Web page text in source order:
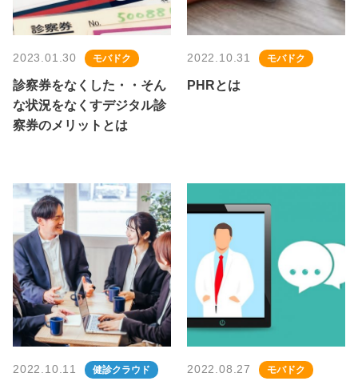
2023.01.30 モバドク
診察券をなくした・・そん
な状況をなくすデジタル診
察券のメリットとは
2022.10.31 モバドク
PHRとは
2022.10.11 健診クラウド 2022.08.27 モバドク